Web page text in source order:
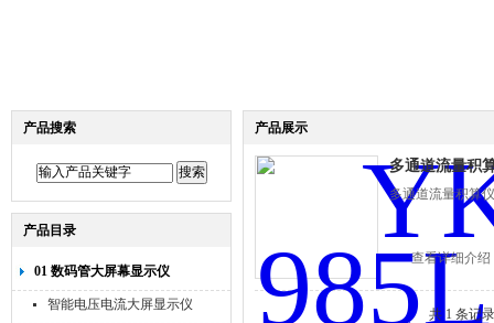
产品搜索
产品目录
01 数码管大屏幕显示仪
智能电压电流大屏显示仪
产品展示
多通道流量积
多通道流量积算
查看详细介绍
共 1 条记